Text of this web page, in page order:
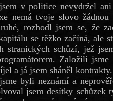
v politice nevydržel
nemá tvoje slovo
rozhodl jsem se, že
se těžko začíná, ale
stranických schůzí, jež
Založili
a já jsem sháněl
byli neznámí a
jsem desítky schůzek